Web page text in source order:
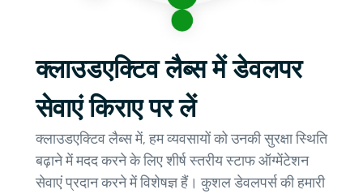
क्लाउडएक्टिव लैब्स में डेवलपर
सेवाएं किराए पर लें
क्लाउडएक्टिव लैब्स में, हम व्यवसायों को उनकी सुरक्षा स्थिति
बढ़ाने में मदद करने के लिए शीर्ष स्तरीय स्टाफ ऑग्मेंटेशन
सेवाएं प्रदान करने में विशेषज्ञ हैं। कुशल डेवलपर्स की हमारी